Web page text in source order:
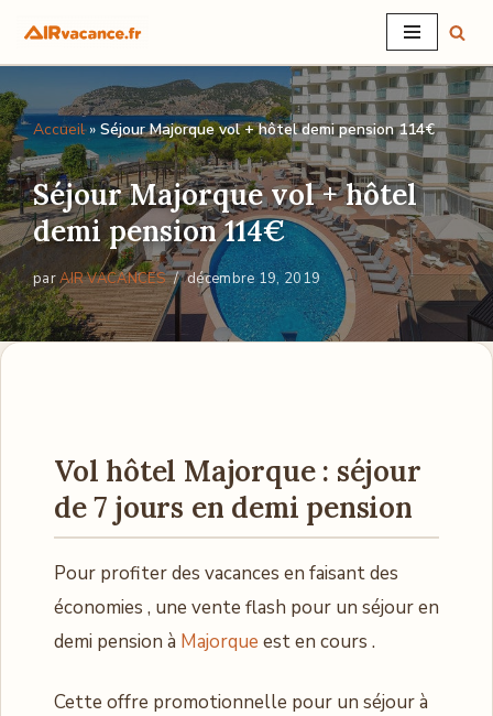
Aller
au
contenu
Accueil» Séjour Majorque vol + hôtel demi pension 114€
Séjour Majorque vol + hôtel
demi pension 114€
parAIR VACANCES décembre 19, 2019
Vol hôtel Majorque : séjour
de 7 jours en demi pension
Pour profiter des vacances en faisant des
économies , une vente flash pour un séjour en
demi pension à Majorque est en cours .
Cette offre promotionnelle pour un séjour à